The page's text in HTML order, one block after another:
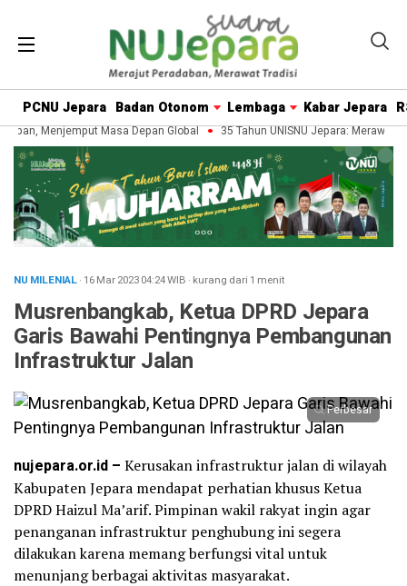
PCNU Jepara Badan Otonom Lembaga Kabar Jepara
Menjemput Masa Depan Global 35 Tahun UNISNU Jepara: Merawat
NU MILENIAL· 16 Mar 202304:24WIB · kurang dari 1 menit
Musrenbangkab, Ketua DPRD Jepara
Garis Bawahi Pentingnya Pembangunan
Infrastruktur Jalan
Perbesar
nujepara.or.id – Kerusakan infrastruktur jalan di wilayah
Kabupaten Jepara mendapat perhatian khusus Ketua
DPRD Haizul Ma’arif. Pimpinan wakil rakyat ingin agar
penanganan infrastruktur penghubung ini segera
dilakukan karena memang berfungsi vital untuk
menunjang berbagai aktivitas masyarakat.